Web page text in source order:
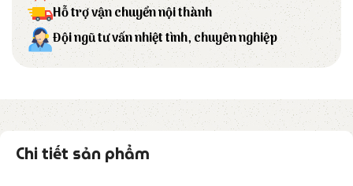
Hỗ trợ vận chuyển nội thành
Đội ngũ tư vấn nhiệt tình, chuyên nghiệp
Chi tiết sản phẩm